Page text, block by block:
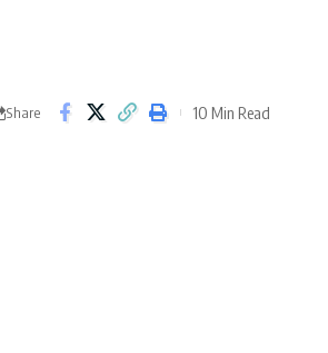
Share 10 Min Read